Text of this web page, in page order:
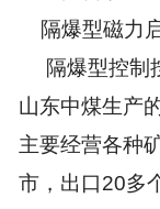
隔爆型磁力
隔爆型控制
山东中煤生产
主要经营各种
市，出口20多